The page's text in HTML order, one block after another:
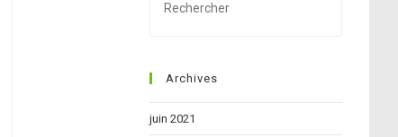
Archives
juin 2021